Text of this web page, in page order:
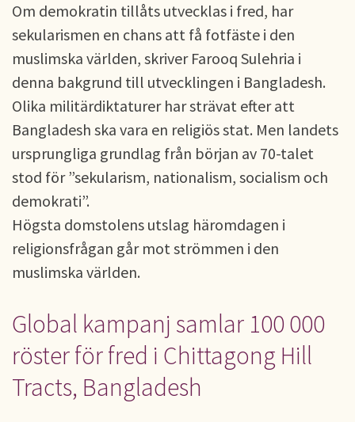
Om demokratin tillåts utvecklas i fred, har
sekularismen en chans att få fotfäste i den
muslimska världen, skriver Farooq Sulehria i
denna bakgrund till utvecklingen i Bangladesh.
Olika militärdiktaturer har strävat efter att
Bangladesh ska vara en religiös stat. Men landets
ursprungliga grundlag från början av 70-talet
stod för ”sekularism, nationalism, socialism och
demokrati”.
Högsta domstolens utslag häromdagen i
religionsfrågan går mot strömmen i den
muslimska världen.
Global kampanj samlar 100 000
röster för fred i Chittagong Hill
Tracts, Bangladesh